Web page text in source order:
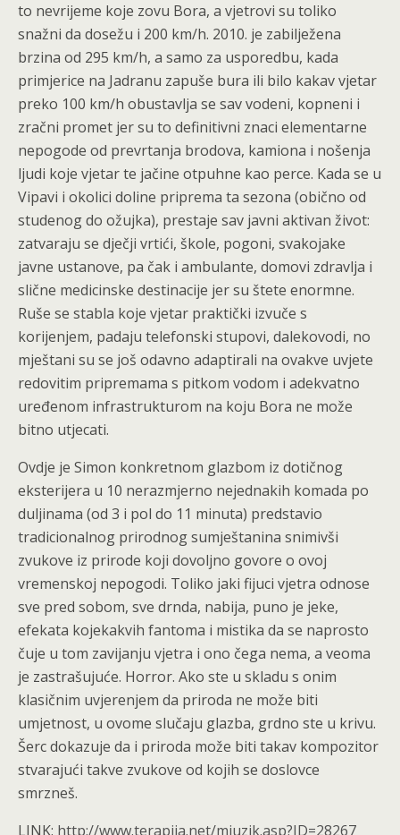
to nevrijeme koje zovu Bora, a vjetrovi su toliko
snažni da dosežu i 200 km/h. 2010. je zabilježena
brzina od 295 km/h, a samo za usporedbu, kada
primjerice na Jadranu zapuše bura ili bilo kakav vjetar
preko 100 km/h obustavlja se sav vodeni, kopneni i
zračni promet jer su to definitivni znaci elementarne
nepogode od prevrtanja brodova, kamiona i nošenja
ljudi koje vjetar te jačine otpuhne kao perce. Kada se u
Vipavi i okolici doline priprema ta sezona (obično od
studenog do ožujka), prestaje sav javni aktivan život:
zatvaraju se dječji vrtići, škole, pogoni, svakojake
javne ustanove, pa čak i ambulante, domovi zdravlja i
slične medicinske destinacije jer su štete enormne.
Ruše se stabla koje vjetar praktički izvuče s
korijenjem, padaju telefonski stupovi, dalekovodi, no
mještani su se još odavno adaptirali na ovakve uvjete
redovitim pripremama s pitkom vodom i adekvatno
uređenom infrastrukturom na koju Bora ne može
bitno utjecati.
Ovdje je Simon konkretnom glazbom iz dotičnog
eksterijera u 10 nerazmjerno nejednakih komada po
duljinama (od 3 i pol do 11 minuta) predstavio
tradicionalnog prirodnog sumještanina snimivši
zvukove iz prirode koji dovoljno govore o ovoj
vremenskoj nepogodi. Toliko jaki fijuci vjetra odnose
sve pred sobom, sve drnda, nabija, puno je jeke,
efekata kojekakvih fantoma i mistika da se naprosto
čuje u tom zavijanju vjetra i ono čega nema, a veoma
je zastrašujuće. Horror. Ako ste u skladu s onim
klasičnim uvjerenjem da priroda ne može biti
umjetnost, u ovome slučaju glazba, grdno ste u krivu.
Šerc dokazuje da i priroda može biti takav kompozitor
stvarajući takve zvukove od kojih se doslovce
smrzneš.
LINK: http://www.terapija.net/mjuzik.asp?ID=28267